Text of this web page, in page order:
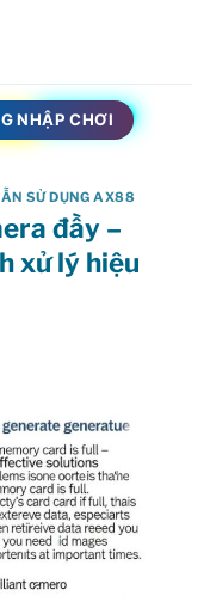
NHẬP CHƠI
SỬ DỤNG AX88
đầy –
xử lý hiệu